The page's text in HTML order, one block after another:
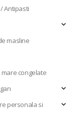
Antipasti
masline
mare congelate
personala si